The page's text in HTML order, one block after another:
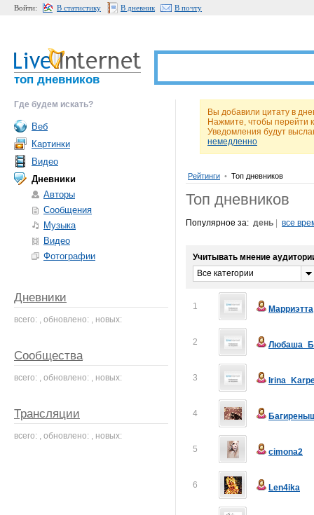
Войти: В статистику В дневник В почту
топ дневников
Вы добавили цитату в
Нажмите, чтобы перейти
Уведомления будут
немедленно
Рейтинги • Топ дневников
Топ дневников
Популярное за: день все
Учитывать мнение
Все категории
1 Марриэтта
2
3
4
5 cimona2
6 Len4ika
Где будем искать?
Веб
Картинки
Видео
Дневники
Авторы
Сообщения
Музыка
Видео
Фотографии
Дневники
всего: , обновлено: , новых:
Сообщества
всего: , обновлено: , новых:
Трансляции
всего: , обновлено: , новых: